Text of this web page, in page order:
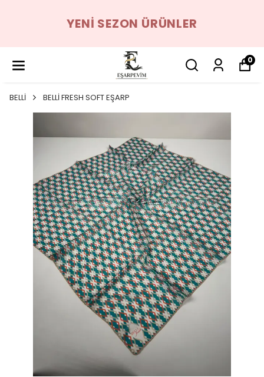
YENI SEZON ÜRÜNLER
0
BELLİ BELLİ FRESH SOFT EŞARP